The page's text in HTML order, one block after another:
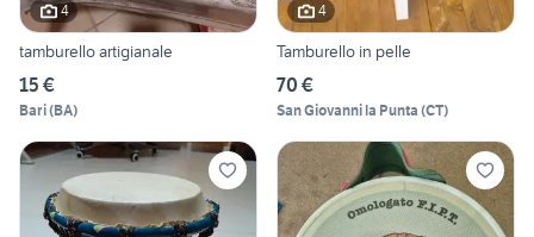
4
tamburello artigianale
15 €
Bari(BA)
4
Tamburello in pelle
70 €
San Giovanni la Punta (CT)